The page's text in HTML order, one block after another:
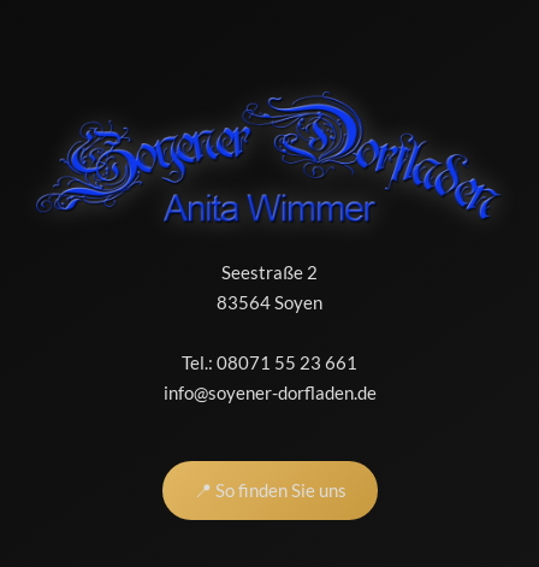
Seestraße 2
83564 Soyen
Tel.: 08071 55 23 661
info@soyener-dorfladen.de
📍 So finden Sie uns